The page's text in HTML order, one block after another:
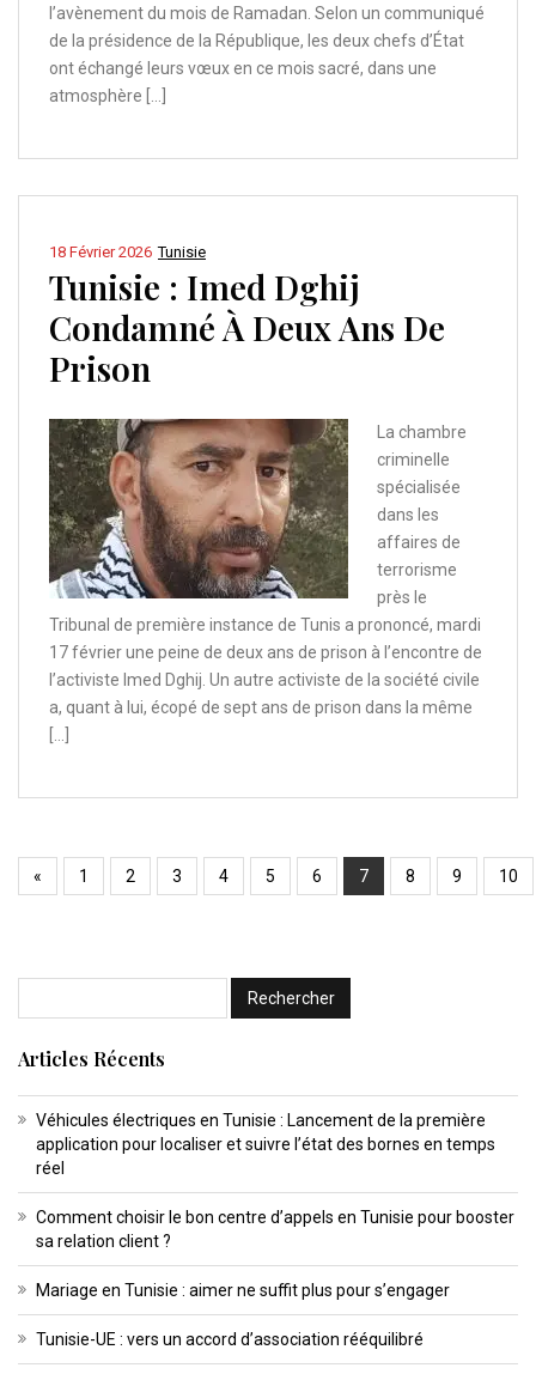
l’avènement du mois de Ramadan. Selon un communiqué
de la présidence de la République, les deux chefs d’État
ont échangé leurs vœux en ce mois sacré, dans une
atmosphère […]
Tunisie
18 Février 2026
Tunisie : Imed Dghij
Condamné À Deux Ans De
Prison
La chambre
criminelle
spécialisée
dans les
affaires de
terrorisme
près le
Tribunal de première instance de Tunis a prononcé, mardi
17 février une peine de deux ans de prison à l’encontre de
l’activiste Imed Dghij. Un autre activiste de la société civile
a, quant à lui, écopé de sept ans de prison dans la même
[…]
« 1 2 3 4 5 6 7 8 9 10
Articles Récents
Véhicules électriques en Tunisie : Lancement de la première
application pour localiser et suivre l’état des bornes en temps
réel
Comment choisir le bon centre d’appels en Tunisie pour booster
sa relation client ?
Mariage en Tunisie : aimer ne suffit plus pour s’engager
Tunisie-UE : vers un accord d’association rééquilibré